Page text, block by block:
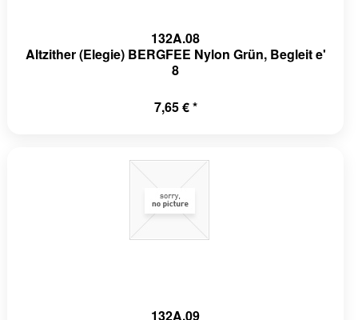
132A.08
Altzither (Elegie) BERGFEE Nylon Grün, Begleit e'
8
7,65 € *
132A.09